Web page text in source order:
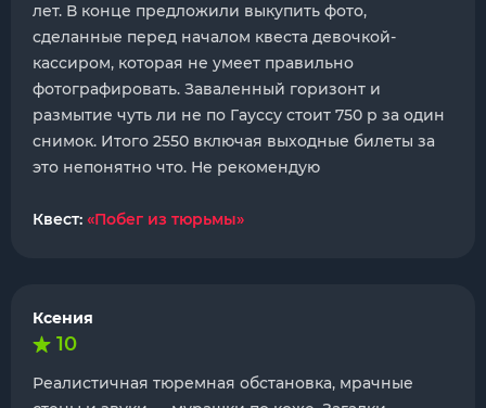
лет. В конце предложили выкупить фото,
сделанные перед началом квеста девочкой-
кассиром, которая не умеет правильно
фотографировать. Заваленный горизонт и
размытие чуть ли не по Гауссу стоит 750 р за один
снимок. Итого 2550 включая выходные билеты за
это непонятно что. Не рекомендую
Квест: «Побег из тюрьмы»
Ксения
10
Реалистичная тюремная обстановка, мрачные